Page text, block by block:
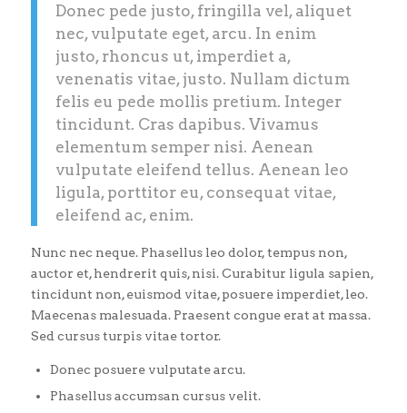
Donec pede justo, fringilla vel, aliquet
nec, vulputate eget, arcu. In enim
justo, rhoncus ut, imperdiet a,
venenatis vitae, justo. Nullam dictum
felis eu pede mollis pretium. Integer
tincidunt. Cras dapibus. Vivamus
elementum semper nisi. Aenean
vulputate eleifend tellus. Aenean leo
ligula, porttitor eu, consequat vitae,
eleifend ac, enim.
Nunc nec neque. Phasellus leo dolor, tempus non,
auctor et, hendrerit quis, nisi. Curabitur ligula sapien,
tincidunt non, euismod vitae, posuere imperdiet, leo.
Maecenas malesuada. Praesent congue erat at massa.
Sed cursus turpis vitae tortor.
Donec posuere vulputate arcu.
Phasellus accumsan cursus velit.